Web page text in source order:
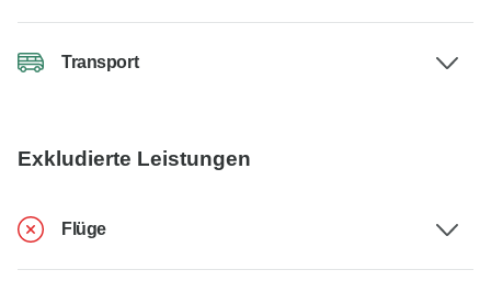
Transport
Exkludierte Leistungen
Flüge